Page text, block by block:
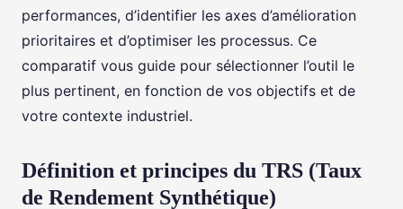
performances, d’identifier les axes d’amélioration
prioritaires et d’optimiser les processus. Ce
comparatif vous guide pour sélectionner l’outil le
plus pertinent, en fonction de vos objectifs et de
votre contexte industriel.
Définition et principes du TRS (Taux
de Rendement Synthétique)